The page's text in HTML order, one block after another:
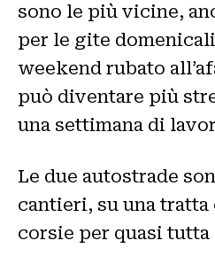
sono le più vicine,
per le gite
weekend rubato
può diventare più
una settimana di
Le due autostrade
cantieri, su una tratta
corsie per quasi tutta